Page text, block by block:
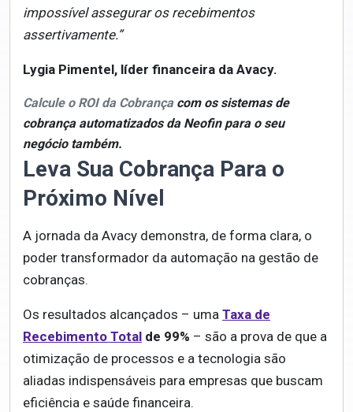
impossível assegurar os recebimentos
assertivamente.”
Lygia Pimentel, líder financeira da Avacy.
Calcule o ROI da Cobrança com os sistemas de
cobrança automatizados da Neofin para o seu
negócio também.
Leva Sua Cobrança Para o
Próximo Nível
A jornada da Avacy demonstra, de forma clara, o
poder transformador da automação na gestão de
cobranças.
Os resultados alcançados – uma Taxa de
Recebimento Total de 99% – são a prova de que a
otimização de processos e a tecnologia são
aliadas indispensáveis para empresas que buscam
eficiência e saúde financeira.